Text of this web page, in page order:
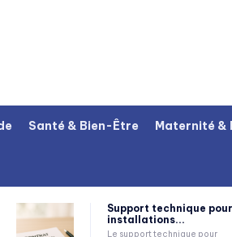
Santé & Bien-Être Maternité &
Support technique pour
installations...
Le support technique pour